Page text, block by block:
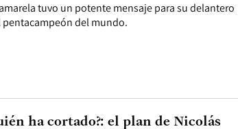
tuvo un potente mensaje para su delantero
del mundo.
ha cortado?: el plan de Nicolás